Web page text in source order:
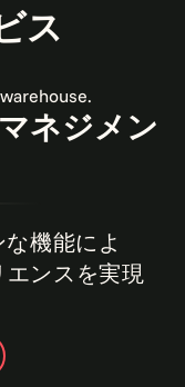
ス
ネジメン
機能によ
エンスを実現